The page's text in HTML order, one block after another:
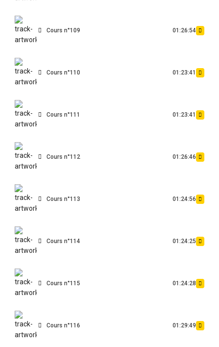
Cours n°109 01:26:54
Cours n°110 01:23:41
Cours n°111 01:23:41
Cours n°112 01:26:46
Cours n°113 01:24:56
Cours n°114 01:24:25
Cours n°115 01:24:28
Cours n°116 01:29:49